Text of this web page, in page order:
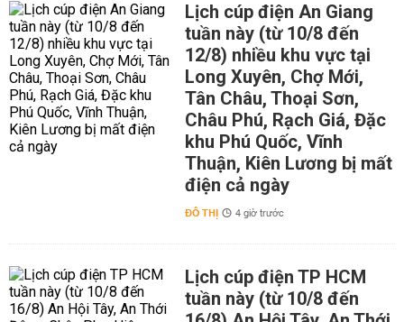
Lịch cúp điện An Giang
tuần này (từ 10/8 đến
12/8) nhiều khu vực tại
Long Xuyên, Chợ Mới,
Tân Châu, Thoại Sơn,
Châu Phú, Rạch Giá, Đặc
khu Phú Quốc, Vĩnh
Thuận, Kiên Lương bị mất
điện cả ngày
ĐÔ THỊ 4 giờ trước
Lịch cúp điện TP HCM
tuần này (từ 10/8 đến